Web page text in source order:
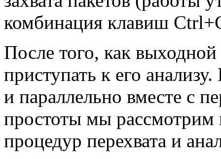
комбинация клавиш
После того, как
приступать к его
и параллельно вместе с
простоты мы рассмотрим
процедур перехвата и